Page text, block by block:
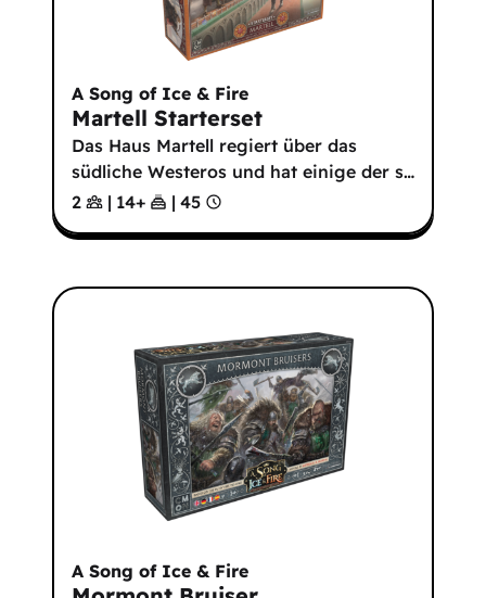
A Song of Ice & Fire
Martell Starterset
Das Haus Martell regiert über das
südliche Westeros und hat einige der s…
2
| 14+ | 45
A Song of Ice & Fire